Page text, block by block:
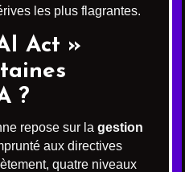
les plus flagrantes.
Act »
?
repose sur la gestion
aux directives
quatre niveaux